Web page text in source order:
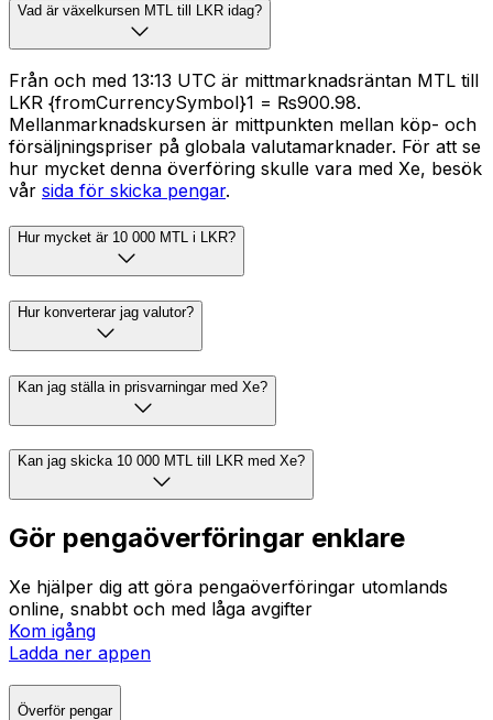
Vad är växelkursen MTL till LKR idag?
Från och med 13:13 UTC är mittmarknadsräntan MTL till
LKR {fromCurrencySymbol}1 = ₨900.98.
Mellanmarknadskursen är mittpunkten mellan köp- och
försäljningspriser på globala valutamarknader. För att se
hur mycket denna överföring skulle vara med Xe, besök
vår sida för skicka pengar.
Hur mycket är 10 000 MTL i LKR?
Hur konverterar jag valutor?
Kan jag ställa in prisvarningar med Xe?
Kan jag skicka 10 000 MTL till LKR med Xe?
Gör pengaöverföringar enklare
Xe hjälper dig att göra pengaöverföringar utomlands
online, snabbt och med låga avgifter
Kom igång
Ladda ner appen
Överför pengar